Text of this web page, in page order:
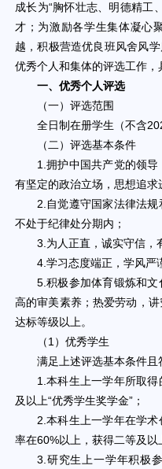
成长为“胸怀壮志、明德精工
才；为激励各学生集体凝心
越，积极营造优良班风舍风
优秀个人和集体的评选工作，
一、优秀个人评选
（一）评选范围
全日制在册学生（不含
（二）评选基本条件
1.拥护中国共产党的领
有坚定的政治立场，思想追求
2.自觉遵守国家法律法
不处于纪律处分期内；
3.为人正直，诚实守信，
4.学习态度端正，学风严
5.积极参加体育锻炼和
高的审美素养；热爱劳动，
达标等级以上。
（1）优秀学生
满足上述评选基本条件且
1.本科生上一学年所取
及以上“优秀学生奖学金”；
2.本科生上一学年在学
率在60%以上，获得二等及以
3.研究生上一学年积极